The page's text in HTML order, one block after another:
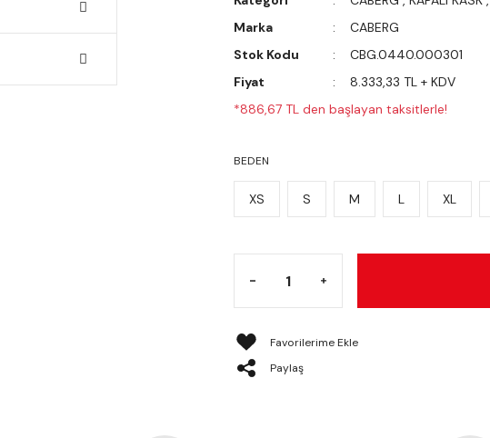
Marka
CABERG
Stok Kodu
CBG.0440.000301
Fiyat
8.333,33 TL + KDV
*886,67 TL den başlayan taksitlerle!
BEDEN
XS S M L XL
Paylaş